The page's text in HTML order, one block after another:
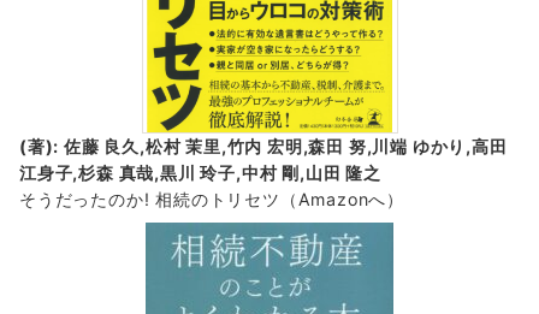
(著): 佐藤 良久,松村 茉里,竹内 宏明,森田 努,川端 ゆかり,高田
江身子,杉森 真哉,黒川 玲子,中村 剛,山田 隆之
そうだったのか! 相続のトリセツ
（Amazonへ）